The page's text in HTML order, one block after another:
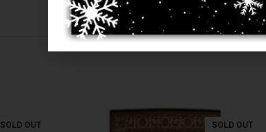
SOLD OUT
SOLD OUT